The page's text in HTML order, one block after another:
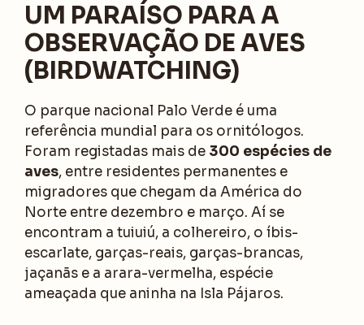
UM PARAÍSO PARA A
OBSERVAÇÃO DE AVES
(BIRDWATCHING)
O parque nacional Palo Verde é uma
referência mundial para os ornitólogos.
Foram registadas mais de 300 espécies de
aves, entre residentes permanentes e
migradores que chegam da América do
Norte entre dezembro e março. Aí se
encontram a tuiuiú, a colhereiro, o íbis-
escarlate, garças-reais, garças-brancas,
jaçanãs e a arara-vermelha, espécie
ameaçada que aninha na Isla Pájaros.